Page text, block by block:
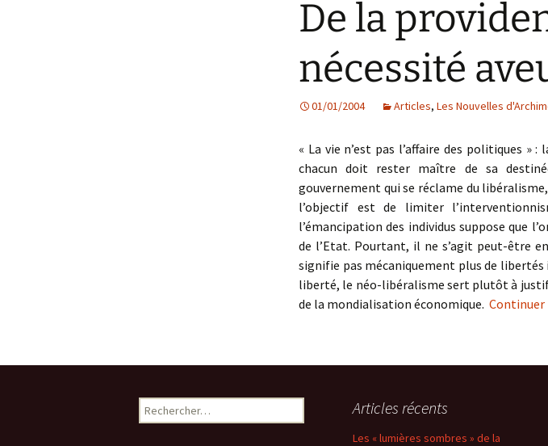
De la
nécessité
01/01/2004 Articles, Les Nouvelles
« La vie n’est pas l’affaire des politiques »
chacun doit rester maître de sa
gouvernement qui se réclame du
l’objectif est de limiter
l’émancipation des individus suppose que
de l’Etat. Pourtant, il ne s’agit peut-être
signifie pas mécaniquement plus de libertés
liberté, le néo-libéralisme sert plutôt à
de la mondialisation économique. Continuer
Rechercher : Articles récents
Les « lumières sombres » de la